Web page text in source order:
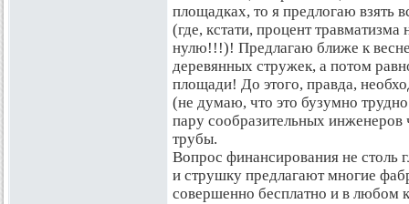
площадках, то я предлогаю взять
(где, кстати, процент
нулю!!!)! Предлагаю ближе к
деревянных стружек, а потом
площади! До этого, правда,
(не думаю, что это бузумно
пару сообразительных инженеров
трубы.
Вопрос финансирования не столь
и струшку предлагают многие
совершенно бесплатно и в